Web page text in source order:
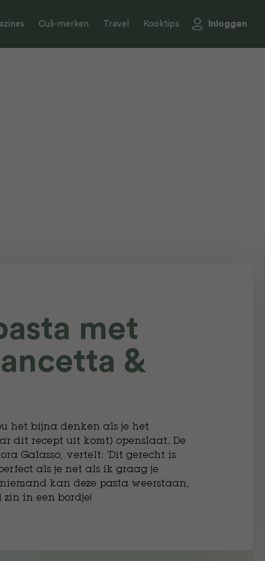
Culi-merken Travel Kooktips Inloggen
met
&
het bijna denken als je het
dit recept uit komt) openslaat. De
Galasso, vertelt: ‘Dit gerecht is
als je net als ik graag je
kan deze pasta weerstaan,
zin in een bordje!